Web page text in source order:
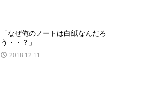
「なぜ俺のノートは白紙なんだろ
う・・？」
2018.12.11